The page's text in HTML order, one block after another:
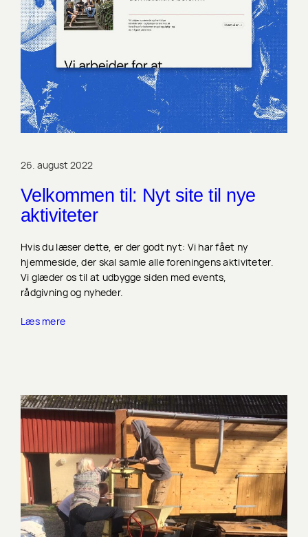
26. august 2022
Velkommen til: Nyt site til nye
aktiviteter
Hvis du læser dette, er der godt nyt: Vi har fået ny
hjemmeside, der skal samle alle foreningens aktiviteter.
Vi glæder os til at udbygge siden med events,
rådgivning og nyheder.
Læs mere